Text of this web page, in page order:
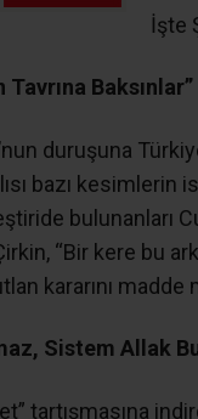
İşte
Tavrına Baksınlar”
duruşuna
bazı kesimlerin
bulunanları
“Bir kere bu
kararını madde
Sistem Allak
tartışmasına